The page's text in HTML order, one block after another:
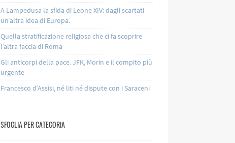
A Lampedusa la sfida di Leone XIV: dagli scartati
un’altra idea di Europa.
Quella stratificazione religiosa che ci fa scoprire
l’altra faccia di Roma
Gli anticorpi della pace. JFK, Morin e il compito più
urgente
Francesco d’Assisi, né liti né dispute con i Saraceni
SFOGLIA PER CATEGORIA